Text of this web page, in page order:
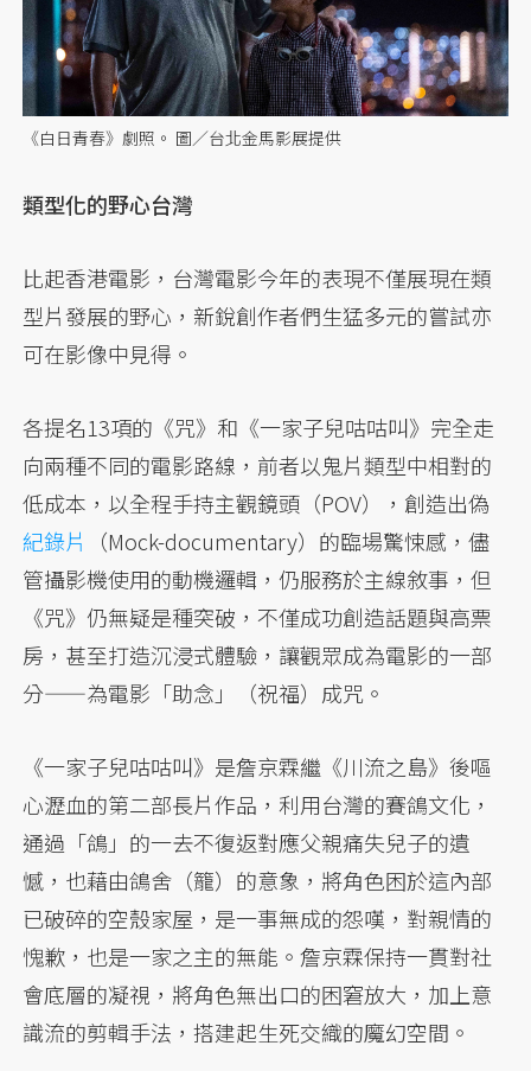
《白日青春》劇照。 圖／台北金馬影展提供
類型化的野心台灣
比起香港電影，台灣電影今年的表現不僅展現在類
型片發展的野心，新銳創作者們生猛多元的嘗試亦
可在影像中見得。
各提名13項的《咒》和《一家子兒咕咕叫》完全走
向兩種不同的電影路線，前者以鬼片類型中相對的
低成本，以全程手持主觀鏡頭（POV），創造出偽
紀錄片
（Mock-documentary）的臨場驚悚感，儘
管攝影機使用的動機邏輯，仍服務於主線敘事，但
《咒》仍無疑是種突破，不僅成功創造話題與高票
房，甚至打造沉浸式體驗，讓觀眾成為電影的一部
分——為電影「助念」（祝福）成咒。
《一家子兒咕咕叫》是詹京霖繼《川流之島》後嘔
心瀝血的第二部長片作品，利用台灣的賽鴿文化，
通過「鴿」的一去不復返對應父親痛失兒子的遺
憾，也藉由鴿舍（籠）的意象，將角色困於這內部
已破碎的空殼家屋，是一事無成的怨嘆，對親情的
愧歉，也是一家之主的無能。詹京霖保持一貫對社
會底層的凝視，將角色無出口的困窘放大，加上意
識流的剪輯手法，搭建起生死交織的魔幻空間。